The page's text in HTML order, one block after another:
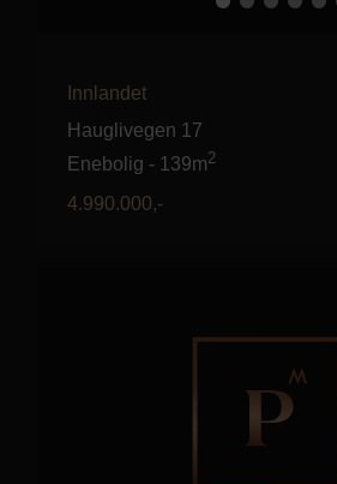
Innlandet
Hauglivegen 17
Enebolig - 139m2
4.990.000,-